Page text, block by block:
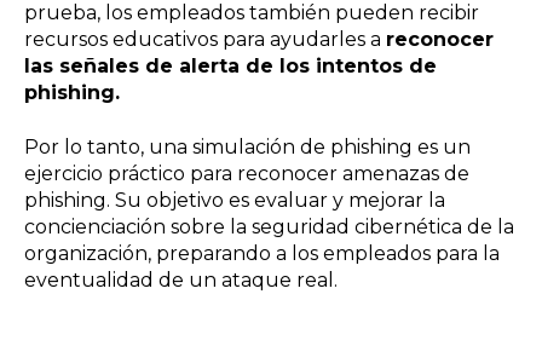
prueba, los empleados también pueden recibir
recursos educativos para ayudarles a reconocer
las señales de alerta de los intentos de
phishing.
Por lo tanto, una simulación de phishing es un
ejercicio práctico para reconocer amenazas de
phishing. Su objetivo es evaluar y mejorar la
concienciación sobre la seguridad cibernética de la
organización, preparando a los empleados para la
eventualidad de un ataque real.